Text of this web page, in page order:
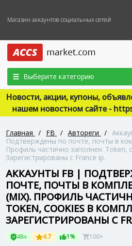
Магазин аккаунтов социальных сетей
Выберите категорию
Новости, акции, купоны,
нашем новостном сайте -
Главная / FB / Автореги /
Подтверждены по почте, почты в
Профиль частично заполнен. Token,
Зарегистрированы с France ip.
АККАУНТЫ FB |
ПОЧТЕ, ПОЧТЫ В
(MIX). ПРОФИЛЬ
TOKEN, COOKIES В
ЗАРЕГИСТРИРОВАНЫ С
48ч 4.7 1% 100+